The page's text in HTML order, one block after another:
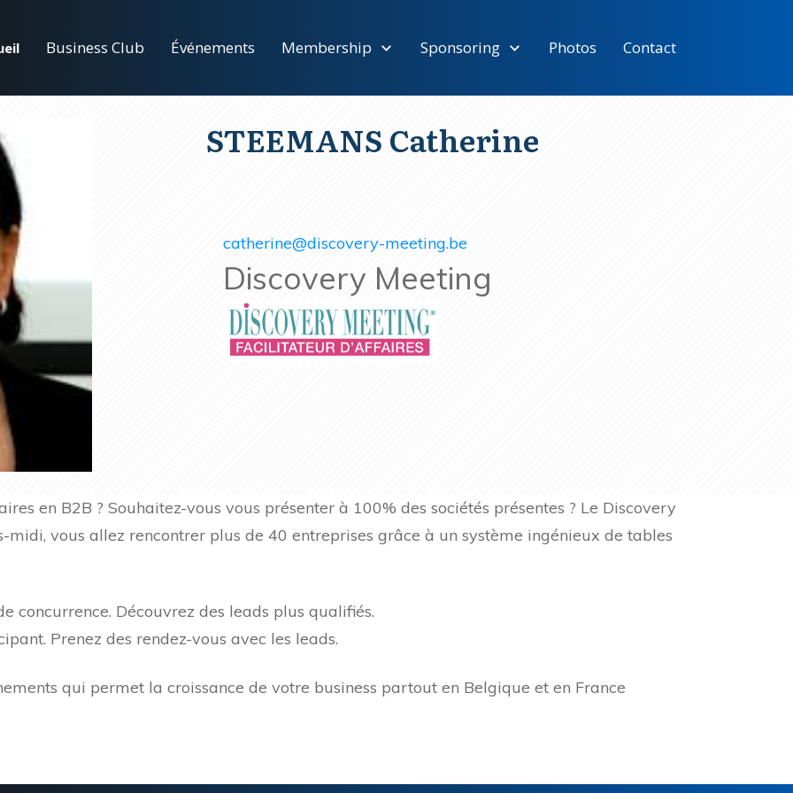
Business Club Événements Membership Sponsoring Photos Contact
STEEMANS Catherine
catherine@discovery-meeting.be
Discovery Meeting
en B2B ? Souhaitez-vous vous présenter à 100% des sociétés présentes ? Le Discovery
vous allez rencontrer plus de 40 entreprises grâce à un système ingénieux de tables
concurrence. Découvrez des leads plus qualifiés.
Prenez des rendez-vous avec les leads.
qui permet la croissance de votre business partout en Belgique et en France